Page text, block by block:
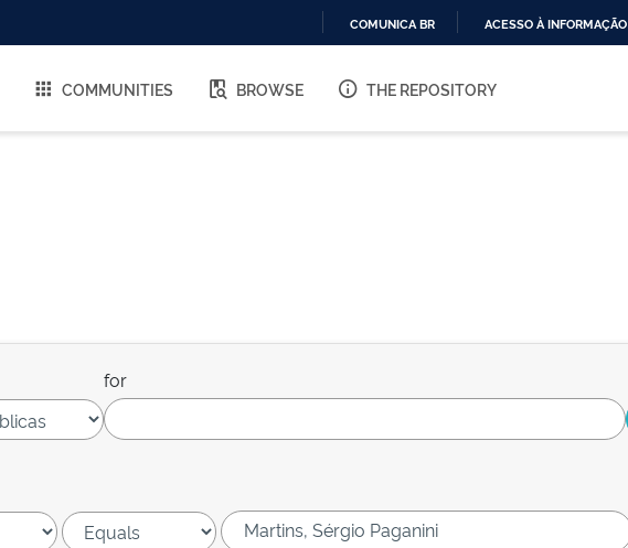
O
COMUNICA BR ACESSO À INFORMAÇÃO
COMMUNITIES BROWSE THE REPOSITORY
for